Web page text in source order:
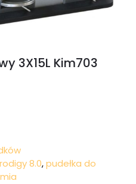
3X15L Kim703
8.0,pudełka do